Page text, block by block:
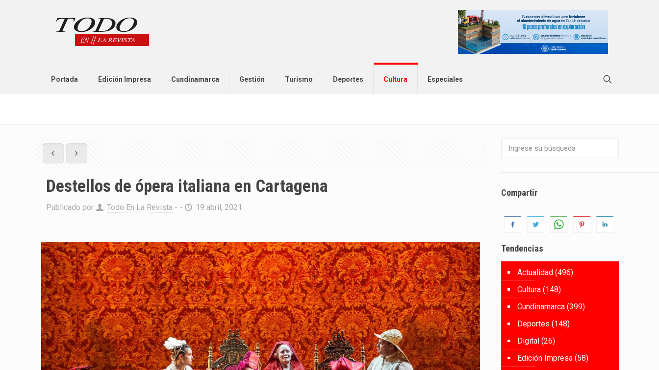
Portada Edición Impresa Cundinamarca Gestión Turismo Deportes Cultura Especiales
Destellos de ópera italiana en Cartagena
Publicado por Todo En La Revista - - 19 abril, 2021
Compartir
Tendencias
Actualidad (496)
Cultura (148)
Cundinamarca (399)
Deportes (148)
Digital (26)
Edición Impresa (58)